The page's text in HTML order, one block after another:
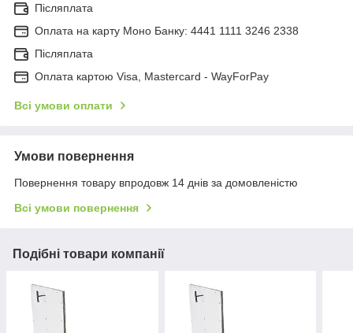
Післяплата
Оплата на карту Моно Банку: 4441 1111 3246 2338
Післяплата
Оплата картою Visa, Mastercard - WayForPay
Всі умови оплати
Умови повернення
Повернення товару впродовж 14 днів за домовленістю
Всі умови повернення
Подібні товари компанії